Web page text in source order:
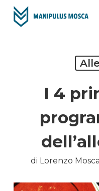
Skip
I 4
di Lorenzo Mosca